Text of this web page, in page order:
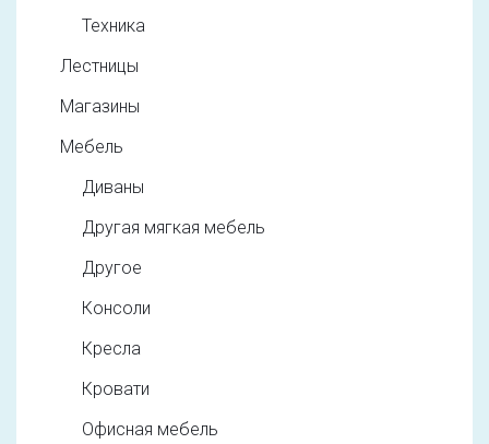
Техника
Лестницы
Магазины
Мебель
Диваны
Другая мягкая мебель
Другое
Консоли
Кресла
Кровати
Офисная мебель